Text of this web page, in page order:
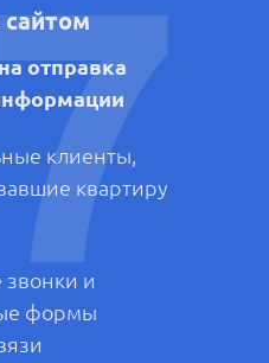
сайтом
отправка
клиенты,
квартиру
звонки и
формы